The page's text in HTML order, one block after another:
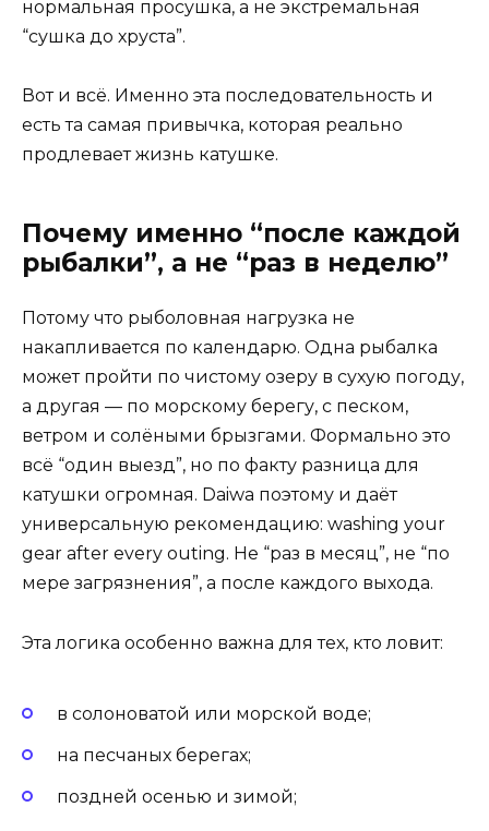
нормальная просушка, а не экстремальная
“сушка до хруста”.
Вот и всё. Именно эта последовательность и
есть та самая привычка, которая реально
продлевает жизнь катушке.
Почему именно “после каждой
рыбалки”, а не “раз в неделю”
Потому что рыболовная нагрузка не
накапливается по календарю. Одна рыбалка
может пройти по чистому озеру в сухую погоду,
а другая — по морскому берегу, с песком,
ветром и солёными брызгами. Формально это
всё “один выезд”, но по факту разница для
катушки огромная. Daiwa поэтому и даёт
универсальную рекомендацию: washing your
gear after every outing. Не “раз в месяц”, не “по
мере загрязнения”, а после каждого выхода.
Эта логика особенно важна для тех, кто ловит:
в солоноватой или морской воде;
на песчаных берегах;
поздней осенью и зимой;